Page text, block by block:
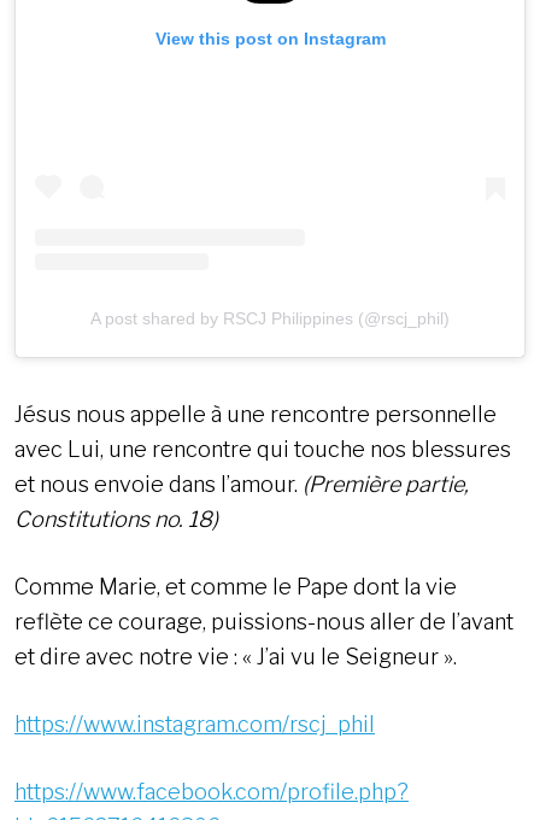
View this post on Instagram
A post shared by RSCJ Philippines (@rscj_phil)
Jésus nous appelle à une rencontre personnelle
avec Lui, une rencontre qui touche nos blessures
et nous envoie dans l’amour. (Première partie,
Constitutions no. 18)
Comme Marie, et comme le Pape dont la vie
reflète ce courage, puissions-nous aller de l’avant
et dire avec notre vie : « J’ai vu le Seigneur ».
https://www.instagram.com/rscj_phil
https://www.facebook.com/profile.php?